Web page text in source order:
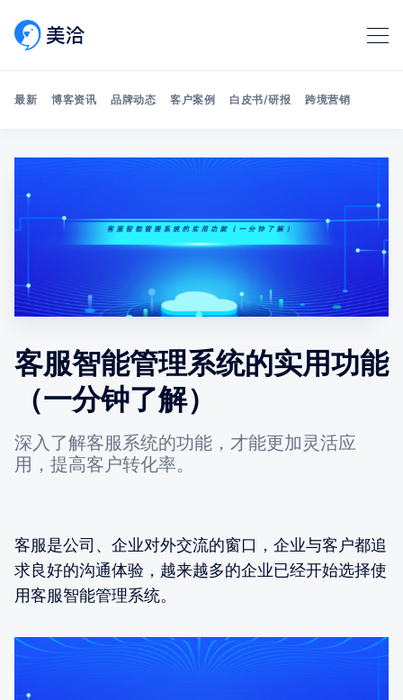
最新 博客资讯 品牌动态 客户案例 白皮书/研报 跨境营销
客服智能管理系统的实用功能
（一分钟了解）
深入了解客服系统的功能，才能更加灵活应
用，提高客户转化率。
客服是公司、企业对外交流的窗口，企业与客户都追
求良好的沟通体验，越来越多的企业已经开始选择使
用客服智能管理系统。